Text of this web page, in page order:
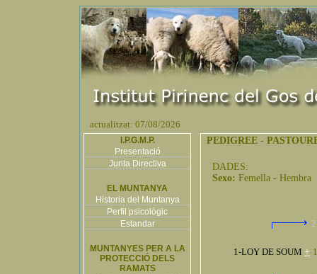
actualitzat: 07/08/2026
I.P.G.M.P.
Presentació
Junta Directiva
EL MUNTANYA
Historia del Muntanya
Perfil psicològic
Estandar
MUNTANYES PER A LA
PROTECCIÓ DELS
RAMATS
PEDIGREE -
DADES:
Sexo: Femella - Hembra
1-LOY DE SOUM +